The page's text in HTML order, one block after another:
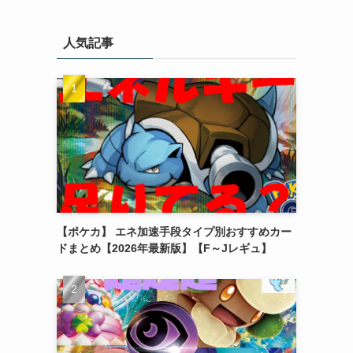
人気記事
【ポケカ】 エネ加速手段タイプ別おすすめカー
ドまとめ【2026年最新版】【F～Jレギュ】